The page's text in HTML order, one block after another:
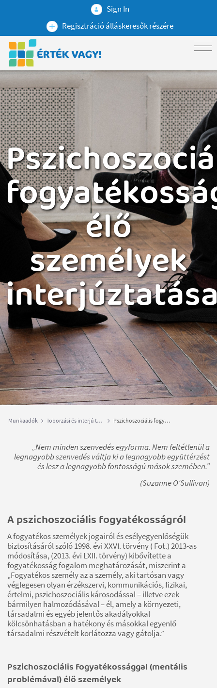
Sign In
Regisztráció álláskeresők részére
élő
személyek
Munkaadók Toborzási és interjú technikák Pszichoszociális fogyatékossággal élő személyek interjúztatása
„Nem minden szenvedés egyforma. Nem feltétlenül a
legnagyobb szenvedés váltja ki a legnagyobb együttérzést
és lesz a legnagyobb fontosságú mások szemében.”
(Suzanne O’Sullivan)
A pszichoszociális fogyatékosságról
A fogyatékos személyek jogairól és esélyegyenlőségük
biztosításáról szóló 1998. évi XXVI. törvény ( Fot.) 2013-as
módosítása, (2013. évi LXII. törvény) kibővítette a
fogyatékosság fogalom meghatározását, miszerint a
„Fogyatékos személy az a személy, aki tartósan vagy
véglegesen olyan érzékszervi, kommunikációs, fizikai,
értelmi, pszichoszociális károsodással – illetve ezek
bármilyen halmozódásával – él, amely a környezeti,
társadalmi és egyéb jelentős akadályokkal
kölcsönhatásban a hatékony és másokkal egyenlő
társadalmi részvételt korlátozza vagy gátolja.”
Pszichoszociális fogyatékossággal (mentális
problémával) élő személyek